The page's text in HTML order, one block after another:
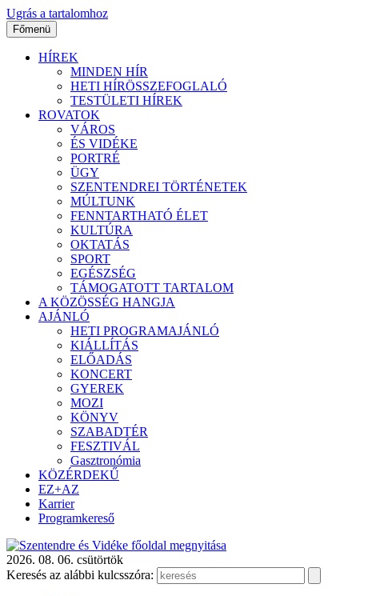
Ugrás a tartalomhoz
Főmenü
HÍREK
MINDEN HÍR
HETI HÍRÖSSZEFOGLALÓ
TESTÜLETI HÍREK
ROVATOK
VÁROS
ÉS VIDÉKE
PORTRÉ
ÜGY
SZENTENDREI TÖRTÉNETEK
MÚLTUNK
FENNTARTHATÓ ÉLET
KULTÚRA
OKTATÁS
SPORT
EGÉSZSÉG
TÁMOGATOTT TARTALOM
A KÖZÖSSÉG HANGJA
AJÁNLÓ
HETI PROGRAMAJÁNLÓ
KIÁLLÍTÁS
ELŐADÁS
KONCERT
GYEREK
MOZI
KÖNYV
SZABADTÉR
FESZTIVÁL
Gasztronómia
KÖZÉRDEKŰ
EZ+AZ
Karrier
Programkereső
2026. 08. 06. csütörtök
Keresés az alábbi kulcsszóra: